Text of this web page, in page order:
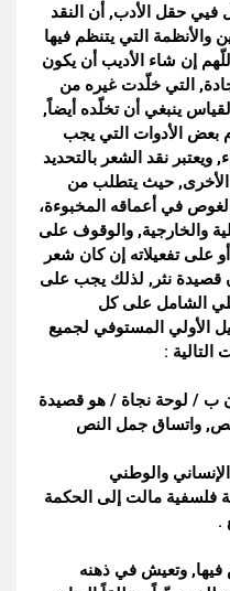
فيي حقل الأدب, أن النقد
والأنظمة التي يتنظم فيها
إن شاء الأديب أن يكون
التي خلّدت غيره من
ينبغي أن تخلّده أيضاً,
بعض الأدوات التي يجب
ويعتبر نقد الشعر بالتحديد
الأخرى, حيث يتطلب من
في أعماقه المخبوءة،
والخارجية, والوقوف على
على تفعيلاته إن كان شعر
قصيدة نثر, لذلك يجب على
الشامل على كل
الأولي المستوفي لجميع
:
ب / لوحة نجاة / هو قصيدة
واتساق جمل النص
والوطني
فلسفية مالت إلى الحكمة
.
فيها, وتعيش في ذهنه